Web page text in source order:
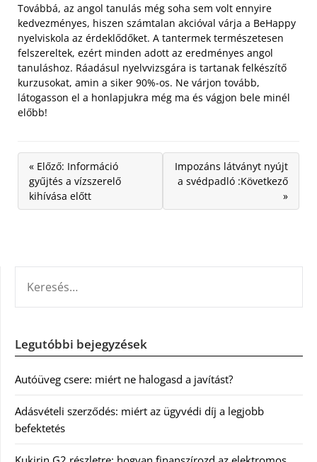
Továbbá, az angol tanulás még soha sem volt ennyire
kedvezményes, hiszen számtalan akcióval várja a BeHappy
nyelviskola az érdeklődőket. A tantermek természetesen
felszereltek, ezért minden adott az eredményes angol
tanuláshoz. Ráadásul nyelvvizsgára is tartanak felkészítő
kurzusokat, amin a siker 90%-os. Ne várjon tovább,
látogasson el a honlapjukra még ma és vágjon bele minél
előbb!
« Előző: Információ
gyűjtés a vízszerelő
kihívása előtt
Impozáns látványt nyújt
a svédpadló :Következő
»
Legutóbbi bejegyzések
Autóüveg csere: miért ne halogasd a javítást?
Adásvételi szerződés: miért az ügyvédi díj a legjobb
befektetés